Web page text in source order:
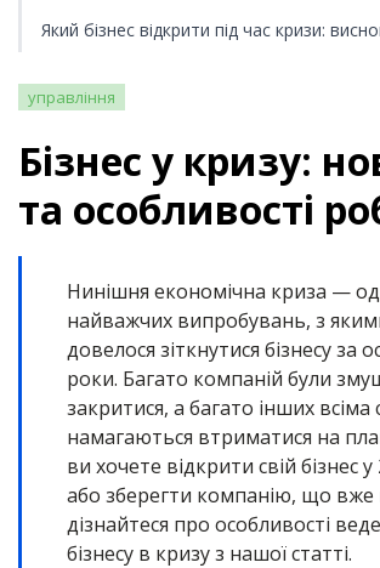
Який бізнес відкрити під час кризи:
управління
Бізнес у кризу:
та особливості
Нинішня економічна криза —
найважчих випробувань, з
довелося зіткнутися бізнесу за
роки. Багато компаній були
закритися, а багато інших всіма
намагаються втриматися на
ви хочете відкрити свій бізнес
або зберегти компанію, що
дізнайтеся про особливості
бізнесу в кризу з нашої статті.